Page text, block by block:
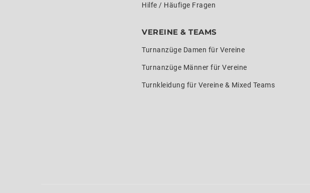
Hilfe / Häufige Fragen
VEREINE & TEAMS
Turnanzüge Damen für Vereine
Turnanzüge Männer für Vereine
Turnkleidung für Vereine & Mixed Teams